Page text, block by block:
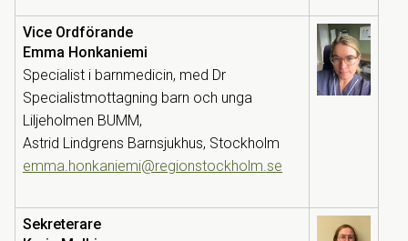
Vice Ordförande
Emma Honkaniemi
Specialist i barnmedicin, med Dr
Specialistmottagning barn och unga
Liljeholmen BUMM,
Astrid Lindgrens Barnsjukhus, Stockholm
emma.honkaniemi@regionstockholm.se
Sekreterare